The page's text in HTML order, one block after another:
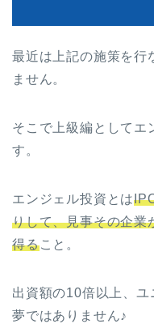
最近は上記の施策を行
ません。
そこで上級編としてエ
す。
エンジェル投資とは
りして、見事その企業
得ること。
出資額の10倍以上、
夢ではありません♪